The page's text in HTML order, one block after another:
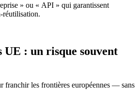
» ou « API » qui garantissent
réutilisation.
UE : un risque souvent
franchir les frontières européennes — sans